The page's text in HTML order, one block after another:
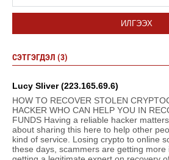
ИЛГЭЭХ
СЭТГЭГДЭЛ (3)
Lucy Sliver (223.165.69.6)
HOW TO RECOVER STOLEN
HACKER WHO CAN HELP YOU IN
FUNDS Having a reliable hacker
about sharing this here to help other
kind of service. Losing crypto to online
these days, scammers are getting more